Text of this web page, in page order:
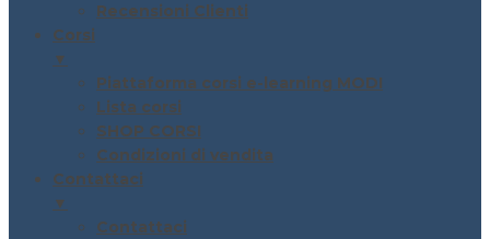
Recensioni Clienti
Corsi
▼
Piattaforma corsi e-learning MODI
Lista corsi
SHOP CORSI
Condizioni di vendita
Contattaci
▼
Contattaci